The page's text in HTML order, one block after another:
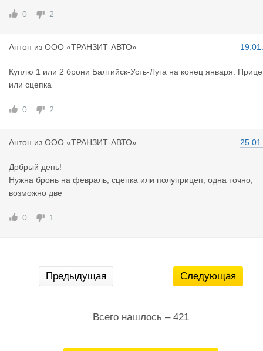
0 2
Антон из ООО «ТРАНЗИТ-АВТО»
Куплю 1 или 2 брони Балтийск-Усть-Луга на конец января.
или сцепка
0 2
Антон из ООО «ТРАНЗИТ-АВТО»
Добрый день!
Нужна бронь на февраль, сцепка или полуприцеп, одна точно,
возможно две
0 1
Предыдущая Следующая
Всего нашлось – 421